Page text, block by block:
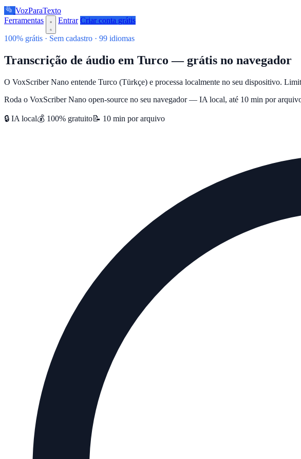
VozParaTexto
Ferramentas
Entrar Criar conta grátis
100% grátis · Sem cadastro · 99 idiomas
Transcrição de áudio em Turco — grátis no navegador
O VoxScriber Nano entende Turco (Türkçe) e processa localmente no seu dispositivo.
Roda o VoxScriber Nano open-source no seu navegador — IA local, até 10 min por
🔒 IA local💰 100% gratuito📝 10 min por arquivo